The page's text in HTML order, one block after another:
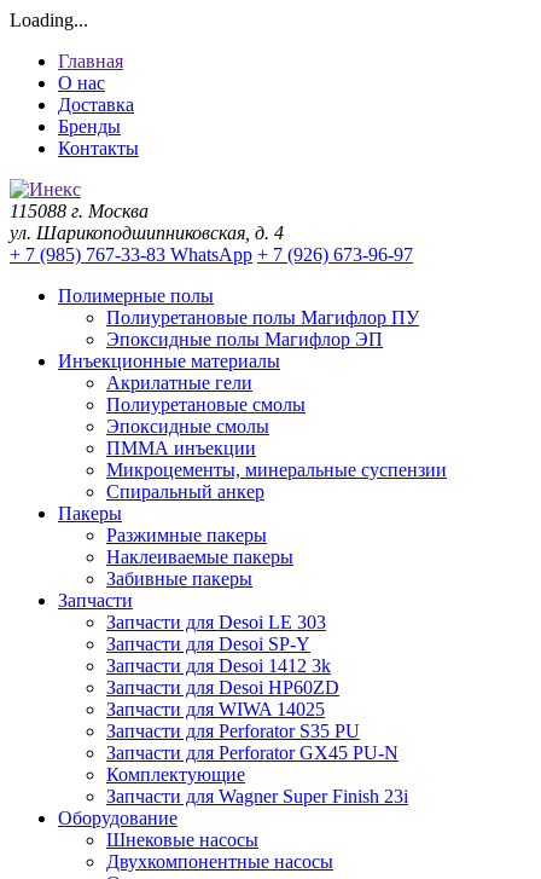
Loading...
Главная
О нас
Доставка
Бренды
Контакты
115088 г. Москва
ул. Шарикоподшипниковская, д. 4
+ 7 (985) 767-33-83 WhatsApp + 7 (926) 673-96-97
Полимерные полы
Полиуретановые полы Магифлор ПУ
Эпоксидные полы Магифлор ЭП
Инъекционные материалы
Акрилатные гели
Полиуретановые смолы
Эпоксидные смолы
ПММА инъекции
Микроцементы, минеральные суспензии
Спиральный анкер
Пакеры
Разжимные пакеры
Наклеиваемые пакеры
Забивные пакеры
Запчасти
Запчасти для Desoi LE 303
Запчасти для Desoi SP-Y
Запчасти для Desoi 1412 3k
Запчасти для Desoi HP60ZD
Запчасти для WIWA 14025
Запчасти для Perforator S35 PU
Запчасти для Perforator GX45 PU-N
Комплектующие
Запчасти для Wagner Super Finish 23i
Оборудование
Шнековые насосы
Двухкомпонентные насосы